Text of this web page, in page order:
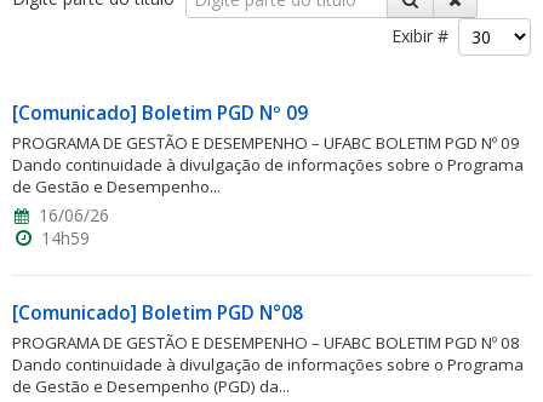
Exibir #
[Comunicado] Boletim PGD Nº 09
PROGRAMA DE GESTÃO E DESEMPENHO – UFABC BOLETIM PGD Nº 09
Dando continuidade à divulgação de informações sobre o Programa
de Gestão e Desempenho...
16/06/26
14h59
[Comunicado] Boletim PGD N°08
PROGRAMA DE GESTÃO E DESEMPENHO – UFABC BOLETIM PGD Nº 08
Dando continuidade à divulgação de informações sobre o Programa
de Gestão e Desempenho (PGD) da...